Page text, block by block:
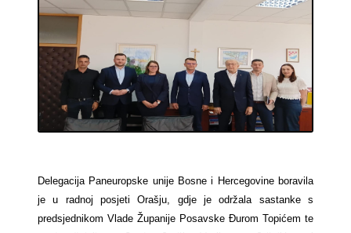
Delegacija Paneuropske unije Bosne i Hercegovine boravila
je u radnoj posjeti Orašju, gdje je održala sastanke s
predsjednikom Vlade Županije Posavske Đurom Topićem te